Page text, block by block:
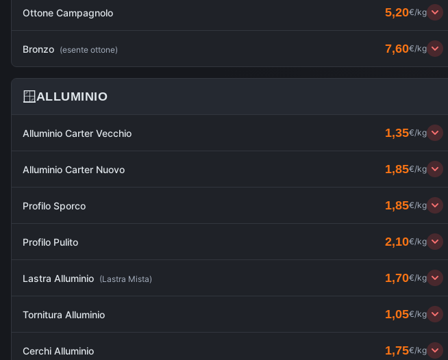
Ottone Campagnolo 5,20€/kg
Bronzo (esente ottone) 7,60€/kg
🪟ALLUMINIO
Alluminio Carter Vecchio 1,35€/kg
Alluminio Carter Nuovo 1,85€/kg
Profilo Sporco 1,85€/kg
Profilo Pulito 2,10€/kg
Lastra Alluminio (Lastra Mista) 1,70€/kg
Tornitura Alluminio 1,05€/kg
Cerchi Alluminio 1,75€/kg